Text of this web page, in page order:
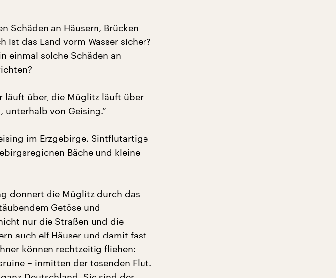
Schäden an Häusern, Brücken
ist das Land vorm Wasser sicher?
einmal solche Schäden an
läuft über, die Müglitz läuft über
unterhalb von Geising.“
im Erzgebirge. Sintflutartige
Bäche und kleine
donnert die Müglitz durch das
Getöse und
nur die Straßen und die
auch elf Häuser und damit fast
können rechtzeitig fliehen:
– inmitten der tosenden Flut.